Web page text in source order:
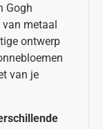
Gogh
metaal
ontwerp
van je